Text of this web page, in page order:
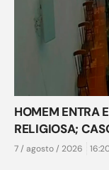
HOMEM ENTRA
RELIGIOSA;
7 / agosto / 2026